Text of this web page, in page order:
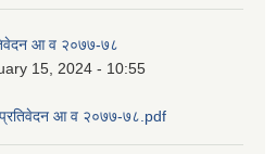
आ व २०७७-७८
15, 2024 - 10:55
प्रतिवेदन आ व २०७७-७८.pdf